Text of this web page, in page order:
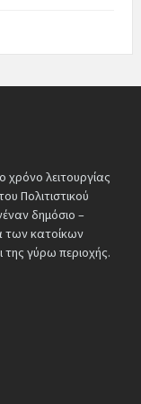
χρόνο λειτουργίας
Πολιτιστικού
δημόσιο –
των κατοίκων
γύρω περιοχής.